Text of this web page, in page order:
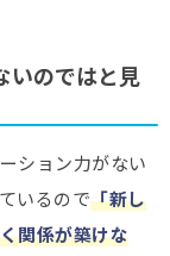
いのではと見
ション力がない
いるので「新し
関係が築けな